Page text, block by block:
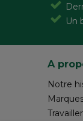
Un
A
Notre